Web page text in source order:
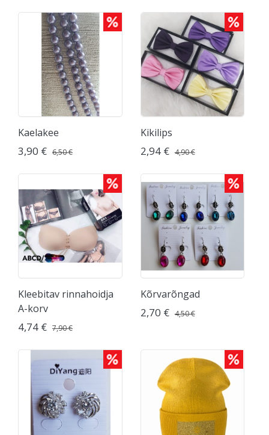
Kaelakee
3,90 € 6,50 €
Kikilips
2,94 € 4,90 €
Kleebitav rinnahoidja
A-korv
4,74 € 7,90 €
Kõrvarõngad
2,70 € 4,50 €